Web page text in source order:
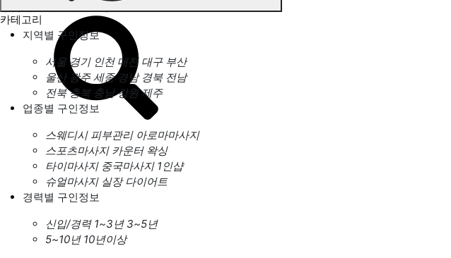
카테고리
지역별 구인정보
서울 경기 인천 대전 대구 부산
울산 광주 세종 경남 경북 전남
전북 충북 충남 강원 제주
업종별 구인정보
스웨디시 피부관리 아로마마사지
스포츠마사지 카운터 왁싱
타이마사지 중국마사지 1인샵
슈얼마사지 실장 다이어트
경력별 구인정보
신입/경력 1~3년 3~5년
5~10년 10년이상